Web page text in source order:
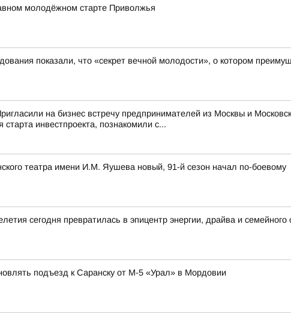
молодёжном старте Приволжья
показали, что «секрет вечной молодости», о котором
на бизнес встречу предпринимателей из Москвы и
старта инвестпроекта, познакомили с...
театра имени И.М. Яушева новый, 91-й сезон начал по-боевому
сегодня превратилась в эпицентр энергии, драйва и семейного
подъезд к Саранску от М-5 «Урал» в Мордовии